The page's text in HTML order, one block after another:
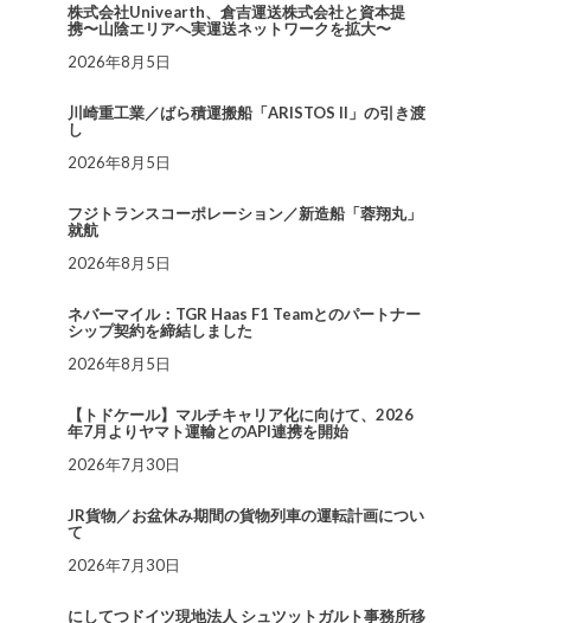
株式会社Univearth、倉吉運送株式会社と資本提
携〜山陰エリアへ実運送ネットワークを拡大〜
2026年8月5日
川崎重工業／ばら積運搬船「ARISTOS II」の引き渡
し
2026年8月5日
フジトランスコーポレーション／新造船「蓉翔丸」
就航
2026年8月5日
ネバーマイル：TGR Haas F1 Teamとのパートナー
シップ契約を締結しました
2026年8月5日
【トドケール】マルチキャリア化に向けて、2026
年7月よりヤマト運輸とのAPI連携を開始
2026年7月30日
JR貨物／お盆休み期間の貨物列車の運転計画につい
て
2026年7月30日
にしてつドイツ現地法人 シュツットガルト事務所移